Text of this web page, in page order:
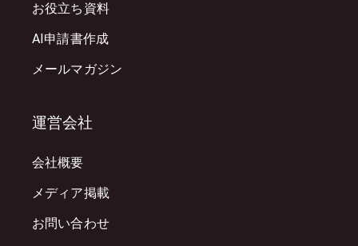
お役立ち資料
AI申請書作成
メールマガジン
運営会社
会社概要
メディア掲載
お問い合わせ